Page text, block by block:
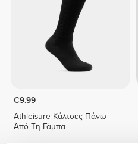
€9.99
Athleisure Κάλτσες Πάνω
Από Τη Γάμπα